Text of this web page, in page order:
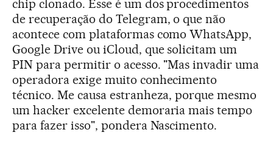
chip clonado. Esse é um dos procedimentos
de recuperação do Telegram, o que não
acontece com plataformas como WhatsApp,
Google Drive ou iCloud, que solicitam um
PIN para permitir o acesso. "Mas invadir uma
operadora exige muito conhecimento
técnico. Me causa estranheza, porque mesmo
um hacker excelente demoraria mais tempo
para fazer isso", pondera Nascimento.